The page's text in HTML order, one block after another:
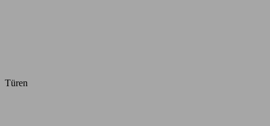
Türen